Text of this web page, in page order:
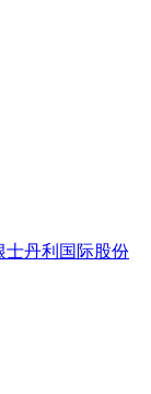
士丹利国际股份